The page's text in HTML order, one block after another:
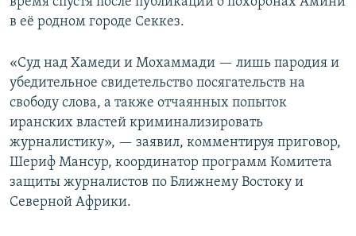
в её родном городе Секкез.
«Суд над Хамеди и Мохаммади — лишь пародия и
убедительное свидетельство посягательств на
свободу слова, а также отчаянных попыток
иранских властей криминализировать
журналистику», — заявил, комментируя приговор,
Шериф Мансур, координатор программ Комитета
защиты журналистов по Ближнему Востоку и
Северной Африки.